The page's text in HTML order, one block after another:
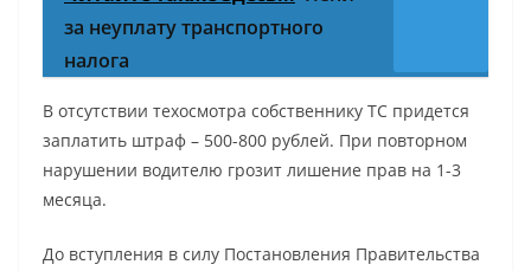
за неуплату транспортного
налога
В отсутствии техосмотра собственнику ТС придется
заплатить штраф – 500-800 рублей. При повторном
нарушении водителю грозит лишение прав на 1-3
месяца.
До вступления в силу Постановления Правительства